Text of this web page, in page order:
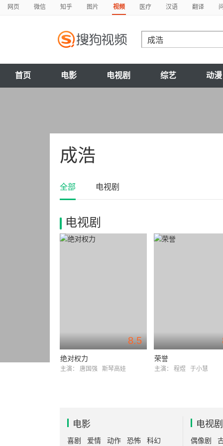
网页 微信 知乎 图片 视频 医疗 汉语 翻译
首页 电影 电视剧 综艺 动漫
成浩
全部 电视剧
电视剧
8.5
绝对权力
主演： 唐国强 斯琴高娃
荣誉
主演： 程煜 于小慧
电影
喜剧 爱情 动作 恐怖 科幻
电视剧
偶像剧